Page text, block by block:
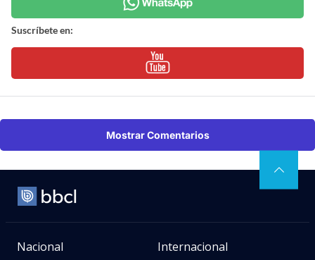
Suscríbete en:
Mostrar Comentarios
Nacional Internacional